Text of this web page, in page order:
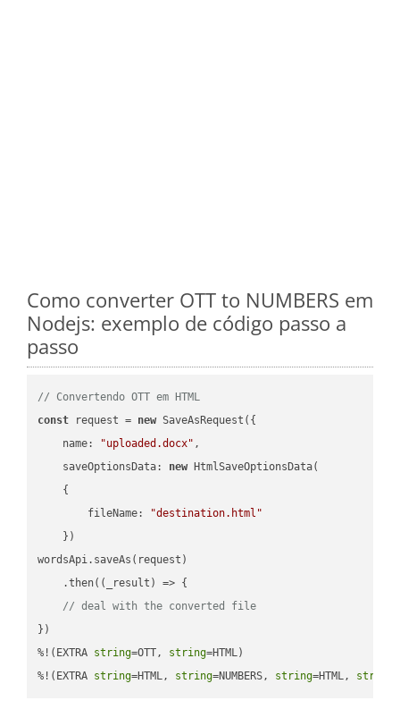
Como converter OTT to NUMBERS em
Nodejs: exemplo de código passo a
passo
// Convertendo OTT em HTML
const request = new SaveAsRequest({
name: "uploaded.docx" ,
saveOptionsData: new HtmlSaveOptionsData(
    {
fileName:
"destination.html"
    })
wordsApi.saveAs(request)
    .then(
( _result ) => {
// deal with the converted file
})
%!(EXTRA string=OTT, string=HTML)
%!(EXTRA string=HTML, string=NUMBERS, string=HTML, string